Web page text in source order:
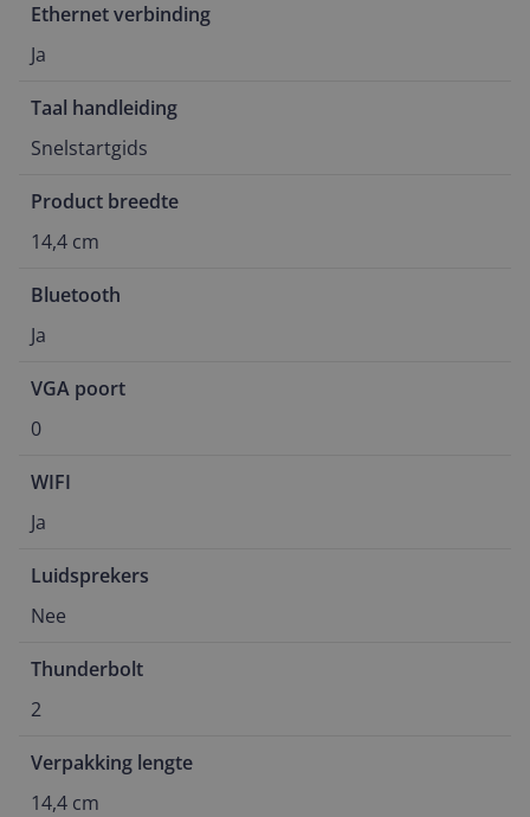
Ethernet verbinding
Ja
Taal handleiding
Snelstartgids
Product breedte
14,4 cm
Bluetooth
Ja
VGA poort
0
WIFI
Ja
Luidsprekers
Nee
Thunderbolt
2
Verpakking lengte
14,4 cm